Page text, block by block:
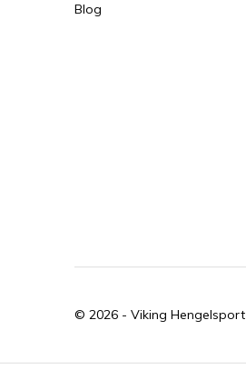
Blog
© 2026 - Viking Hengelsport